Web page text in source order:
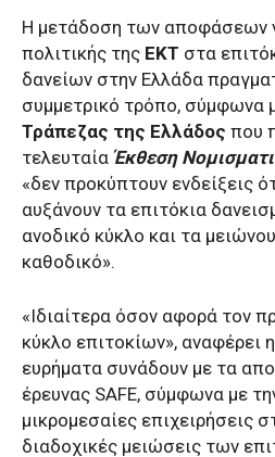
Η μετάδοση των αποφάσεων
πολιτικής της ΕΚΤ στα
δανείων στην Ελλάδα
συμμετρικό τρόπο, σύμφωνα
Τράπεζας της Ελλάδος που
τελευταία Έκθεση
«δεν προκύπτουν ενδείξεις
αυξάνουν τα επιτόκια
ανοδικό κύκλο και τα
καθοδικό».
«Ιδιαίτερα όσον αφορά τον
κύκλο επιτοκίων», αναφέρει
ευρήματα συνάδουν με τα
έρευνας SAFE, σύμφωνα με
μικρομεσαίες επιχειρήσεις
διαδοχικές μειώσεις των